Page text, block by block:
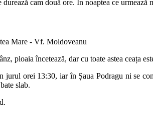
cam două ore. În noaptea ce
Mare - Vf. Moldoveanu
ploaia încetează, dar cu toate astea ceața
jurul orei 13:30, iar în Șaua Podragu ni se
slab.